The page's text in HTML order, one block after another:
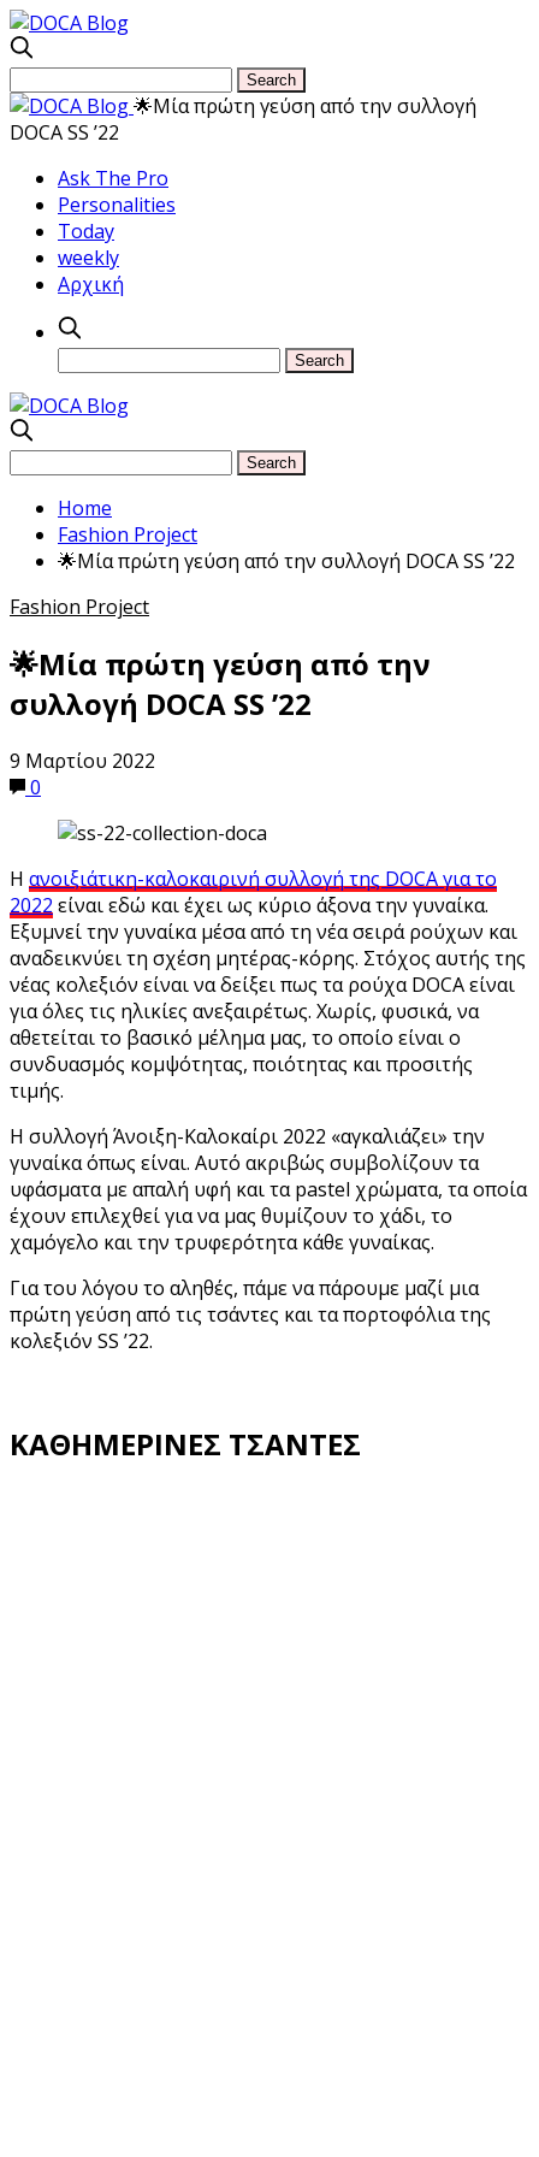
🌟Μία πρώτη γεύση από την συλλογή
DOCA SS ’22
Ask The Pro
Personalities
Today
weekly
Αρχική
Home
Fashion Project
🌟Μία πρώτη γεύση από την συλλογή DOCA SS ’22
Fashion Project
🌟Μία πρώτη γεύση από την
συλλογή DOCA SS ’22
9 Μαρτίου 2022
0
Η ανοιξιάτικη-καλοκαιρινή συλλογή της DOCA για το
2022 είναι εδώ και έχει ως κύριο άξονα την γυναίκα.
Εξυμνεί την γυναίκα μέσα από τη νέα σειρά ρούχων και
αναδεικνύει τη σχέση μητέρας-κόρης. Στόχος αυτής της
νέας κολεξιόν είναι να δείξει πως τα ρούχα DOCA είναι
για όλες τις ηλικίες ανεξαιρέτως. Χωρίς, φυσικά, να
αθετείται το βασικό μέλημα μας, το οποίο είναι ο
συνδυασμός κομψότητας, ποιότητας και προσιτής
τιμής.
Η συλλογή Άνοιξη-Καλοκαίρι 2022 «αγκαλιάζει» την
γυναίκα όπως είναι. Αυτό ακριβώς συμβολίζουν τα
υφάσματα με απαλή υφή και τα pastel χρώματα, τα οποία
έχουν επιλεχθεί για να μας θυμίζουν το χάδι, το
χαμόγελο και την τρυφερότητα κάθε γυναίκας.
Για του λόγου το αληθές, πάμε να πάρουμε μαζί μια
πρώτη γεύση από τις τσάντες και τα πορτοφόλια της
κολεξιόν SS ’22.
ΚΑΘΗΜΕΡΙΝΕΣ ΤΣΑΝΤΕΣ